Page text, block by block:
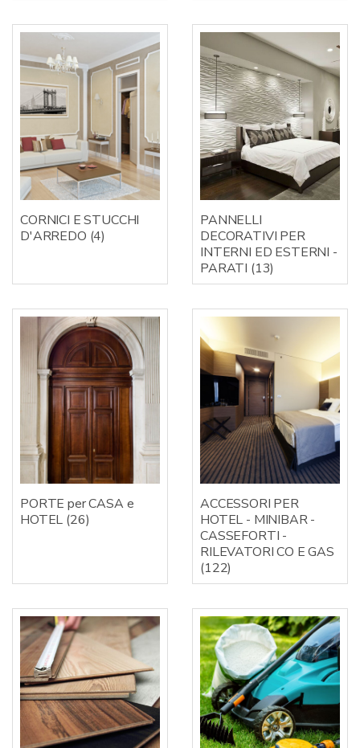
CORNICI E STUCCHI
D'ARREDO (4)
PANNELLI
DECORATIVI PER
INTERNI ED ESTERNI -
PARATI (13)
PORTE per CASA e
HOTEL (26)
ACCESSORI PER
HOTEL - MINIBAR -
CASSEFORTI -
RILEVATORI CO E GAS
(122)